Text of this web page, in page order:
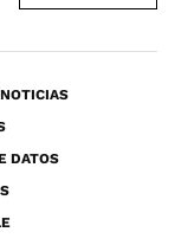
DATOS